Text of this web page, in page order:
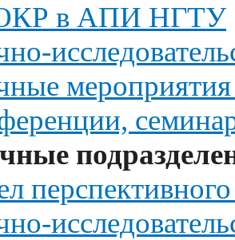
в АПИ НГТУ